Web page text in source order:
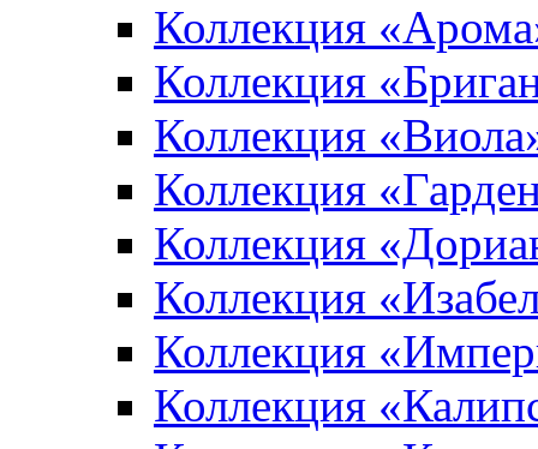
Коллекция
Коллекция
Коллекция
Коллекция
Коллекция
Коллекция
Коллекция
Коллекция